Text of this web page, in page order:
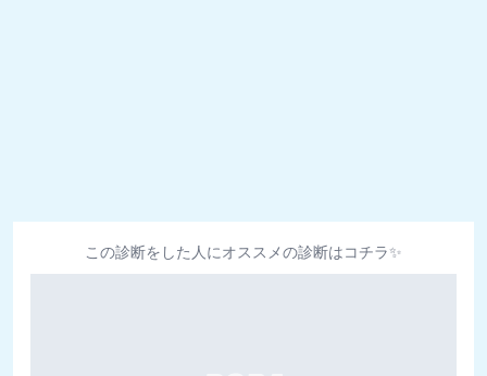
この診断をした人にオススメの診断はコチラ✨